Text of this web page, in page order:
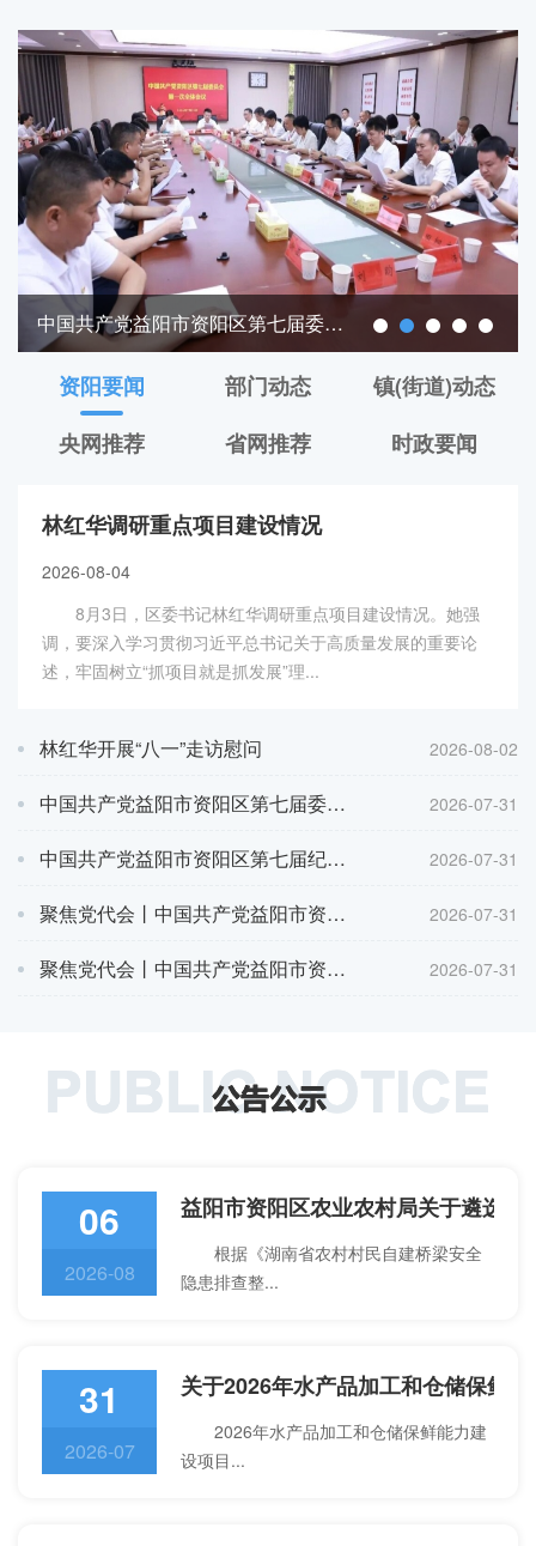
中国共产党益阳市资阳区第七届委员会举行第一次全体会议
资阳要闻 部门动态
镇(街道)动态
央网推荐
省网推荐 时政要闻
林红华调研重点项目建设情况
2026-08-04
8月3日，区委书记林红华调研重点项目建设情况。她强
调，要深入学习贯彻习近平总书记关于高质量发展的重要论
述，牢固树立“抓项目就是抓发展”理...
林红华开展“八一”走访慰问 2026-08-02
中国共产党益阳市资阳区第七届委员会举行第一次全体会议 2026-07-31
中国共产党益阳市资阳区第七届纪律检查委员会第一次全体会议召开 2026-07-31
聚焦党代会丨中国共产党益阳市资阳区第七次代表大会胜利闭幕 2026-07-31
聚焦党代会丨中国共产党益阳市资阳区第七次代表大会举行第四次全体会议 2026-07-31
06
2026-08
益阳市资阳区农业农村局关于遴选
根据《湖南省农村村民自建桥梁安全
隐患排查整...
31
2026-07
关于2026年水产品加工和仓储保鲜
2026年水产品加工和仓储保鲜能力建
设项目...